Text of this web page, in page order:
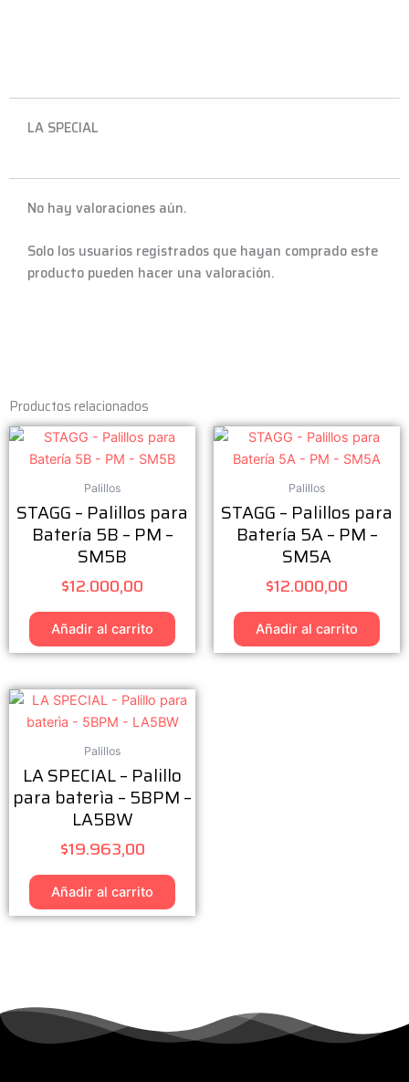
LA SPECIAL
No hay valoraciones aún.
Solo los usuarios registrados que hayan comprado este
producto pueden hacer una valoración.
Productos relacionados
Palillos
STAGG – Palillos para
Batería 5B – PM –
SM5B
$12.000,00
Añadir al carrito
Palillos
STAGG – Palillos para
Batería 5A – PM –
SM5A
$12.000,00
Añadir al carrito
Palillos
LA SPECIAL – Palillo
para baterìa – 5BPM –
LA5BW
$19.963,00
Añadir al carrito